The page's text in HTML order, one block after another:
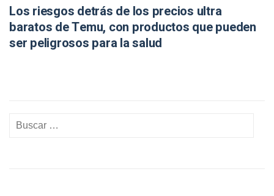
Los riesgos detrás de los precios ultra
baratos de Temu, con productos que pueden
ser peligrosos para la salud